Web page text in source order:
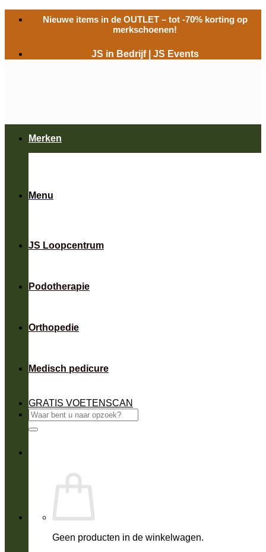
naar
Nieuwe items in de OUTLET– tot -70% korting op
merkschoenen!
JS in Bedrijf JS Events
Menu
JS Loopcentrum
Podotherapie
Orthopedie
Medisch pedicure
GRATIS VOETENSCAN
Zoeken
naar:
Geen producten in de winkelwagen.
Merken